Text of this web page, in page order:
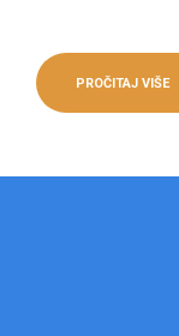
PROČITAJ VIŠE